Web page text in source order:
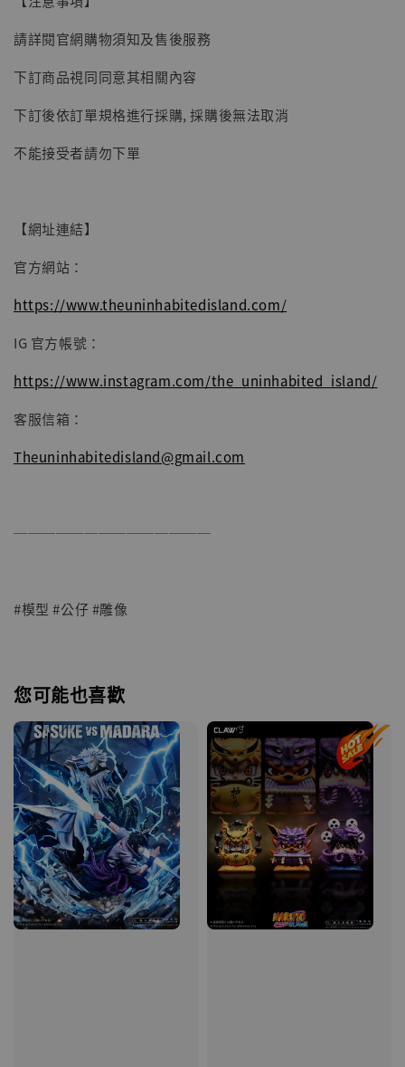
請詳閱官網購物須知及售後服務
下訂商品視同同意其相關內容
下訂後依訂單規格進行採購, 採購後無法取消
不能接受者請勿下單
【網址連結】
官方網站：
https://www.theuninhabitedisland.com/
IG 官方帳號：
https://www.instagram.com/the_uninhabited_island/
客服信箱：
Theuninhabitedisland@gmail.com
──────────────
#模型 #公仔 #雕像
您可能也喜歡